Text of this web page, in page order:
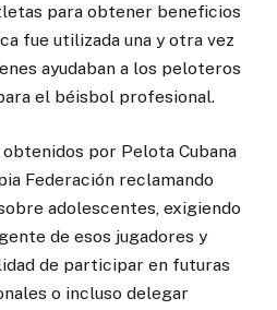
para obtener beneficios
fue utilizada una y otra vez
ayudaban a los peloteros
el béisbol profesional.
por Pelota Cubana
Federación reclamando
adolescentes, exigiendo
de esos jugadores y
de participar en futuras
o incluso delegar